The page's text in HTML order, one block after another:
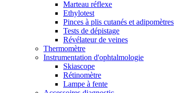
Marteau réflexe
Ethylotest
Pinces à plis cutanés et adipomètres
Tests de dépistage
Révélateur de veines
Thermomètre
Instrumentation d'ophtalmologie
Skiascope
Rétinomètre
Lampe à fente